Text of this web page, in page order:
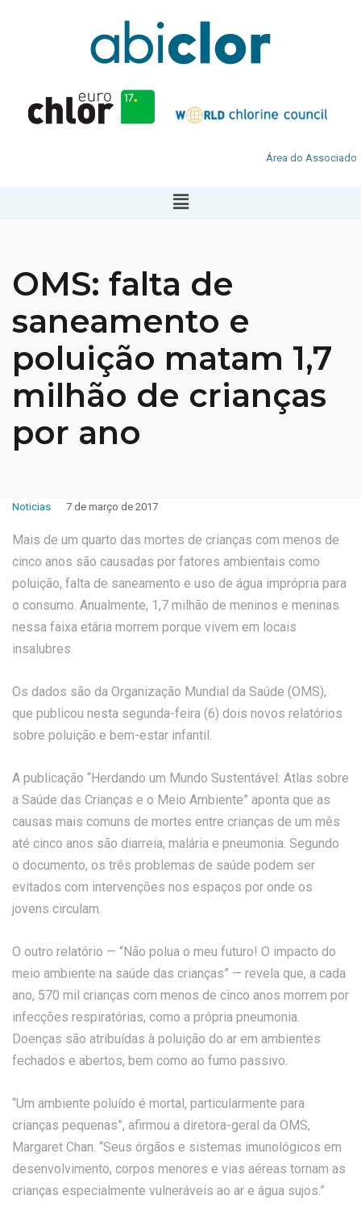
Área do Associado
OMS: falta de
saneamento e
poluição matam 1,7
milhão de crianças
por ano
Noticias 7 de março de 2017
Mais de um quarto das mortes de crianças com menos de
cinco anos são causadas por fatores ambientais como
poluição, falta de saneamento e uso de água imprópria para
o consumo. Anualmente, 1,7 milhão de meninos e meninas
nessa faixa etária morrem porque vivem em locais
insalubres.
Os dados são da Organização Mundial da Saúde (OMS),
que publicou nesta segunda-feira (6) dois novos relatórios
sobre poluição e bem-estar infantil.
A publicação “Herdando um Mundo Sustentável: Atlas sobre
a Saúde das Crianças e o Meio Ambiente” aponta que as
causas mais comuns de mortes entre crianças de um mês
até cinco anos são diarreia, malária e pneumonia. Segundo
o documento, os três problemas de saúde podem ser
evitados com intervenções nos espaços por onde os
jovens circulam.
O outro relatório — “Não polua o meu futuro! O impacto do
meio ambiente na saúde das crianças” — revela que, a cada
ano, 570 mil crianças com menos de cinco anos morrem por
infecções respiratórias, como a própria pneumonia.
Doenças são atribuídas à poluição do ar em ambientes
fechados e abertos, bem como ao fumo passivo.
“Um ambiente poluído é mortal, particularmente para
crianças pequenas”, afirmou a diretora-geral da OMS,
Margaret Chan. “Seus órgãos e sistemas imunológicos em
desenvolvimento, corpos menores e vias aéreas tornam as
crianças especialmente vulneráveis ao ar e água sujos.”